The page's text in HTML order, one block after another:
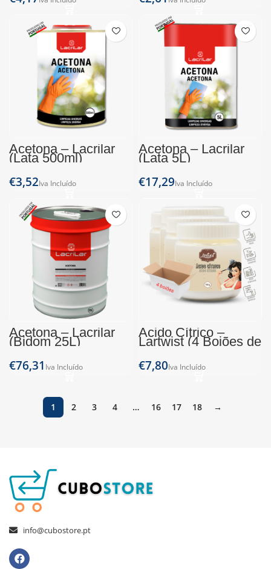
Acetona – Lacrilar
(Lata 500ml)
€
Acetona – Lacrilar
(Lata 5L)
€
Acetona – Lacrilar
(Bidom 25L)
€
Ácido Cítrico –
Lartwist (4 Boiões de
160g)
€
1 2 3 4 … 16 17 18 →
info@cubostore.pt